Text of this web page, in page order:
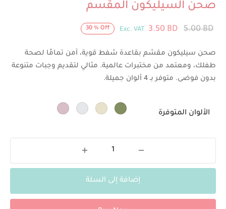
صحن السيليكون المقسم
30 % Off 5.00BD
السعر
هو:
5.00 BD.
3.50 BD
السعر
هو:
3.50 BD.
Exc. VAT
صحن سيليكون مقسّم بقاعدة شفط قوية، آمن تمامًا لصحة
طفلك، ومعتمد من مختبرات عالمية. مثالي لتقديم وجبات متنوعة
بدون فوضى. متوفر بـ 4 ألوان جميلة.
الألوان المتوفرة
إضافة إلى السلة